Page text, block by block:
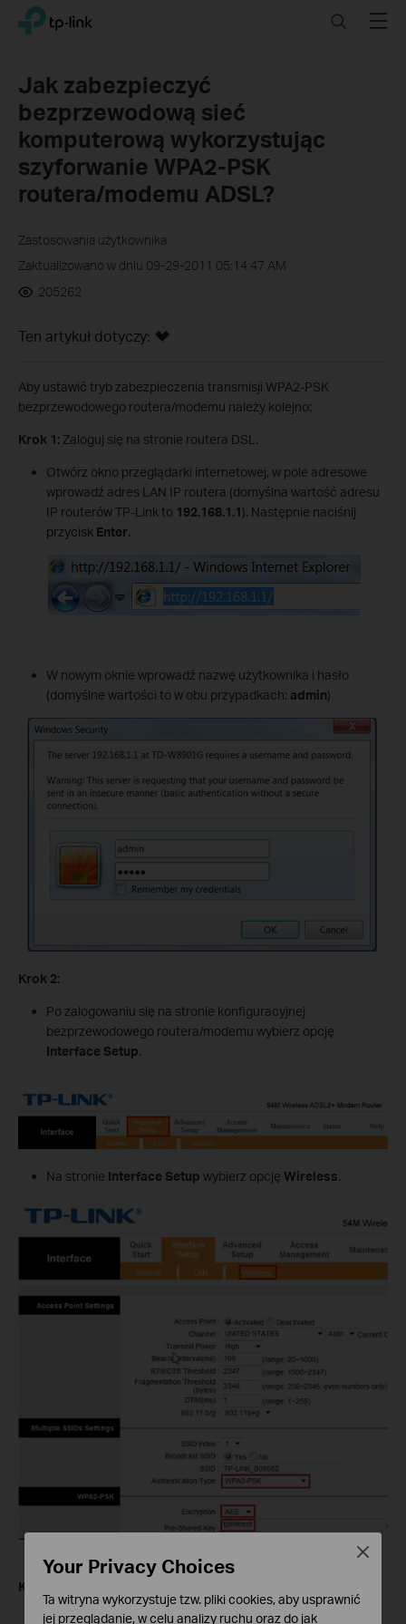
Click
navigation
TP-Link, Reliably Smart SearchMenu
Jak zabezpieczyć
bezprzewodową sieć
komputerową wykorzystując
szyforwanie WPA2-PSK
routera/modemu ADSL?
Zastosowania użytkownika
Zaktualizowano w dniu 09-29-2011 05:14:47 AM
205262
Ten artykuł dotyczy:
Aby ustawić tryb zabezpieczenia transmisji WPA2-PSK
bezprzewodowego routera/modemu należy kolejno:
Krok 1: Zaloguj się na stronie routera DSL.
Otwórz okno przeglądarki internetowej, w pole adresowe
wprowadź adres LAN IP routera (domyślna wartość adresu
IP routerów TP-Link to 192.168.1.1). Następnie naciśnij
przycisk Enter.
W nowym oknie wprowadź nazwę użytkownika i hasło
(domyślne wartości to w obu przypadkach: admin)
Krok 2:
Po zalogowaniu się na stronie konfiguracyjnej
bezprzewodowego routera/modemu wybierz opcję
Interface Setup.
Na stronie Interface Setup wybierz opcję Wireless.
Krok 3:
Z rozwijanej listy typów uwierzytelnianiaAuthentication
Your Privacy Choices
Ta witryna wykorzystuje tzw. pliki cookies, aby usprawnić
jej przeglądanie, w celu analizy ruchu oraz do jak
Close